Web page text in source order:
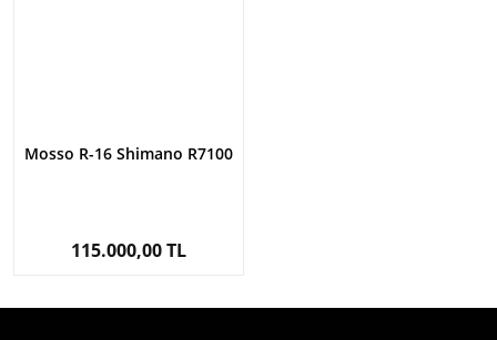
Mosso R-16 Shimano R7100
115.000,00 TL